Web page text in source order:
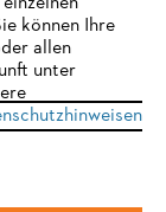
Für
Ihnen, zu
können Ihre
allen
unter